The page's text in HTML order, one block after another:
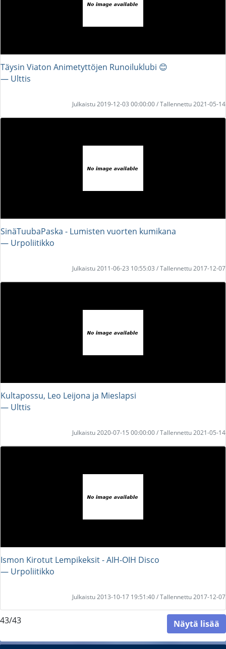
Täysin Viaton Animetyttöjen Runoiluklubi 😊
― Ulttis
Julkaistu 2019-12-03 00:00:00 / Tallennettu 2021-05-14
SinäTuubaPaska - Lumisten vuorten kumikana
― Urpoliitikko
Julkaistu 2011-06-23 10:55:03 / Tallennettu 2017-12-07
Kultapossu, Leo Leijona ja Mieslapsi
― Ulttis
Julkaistu 2020-07-15 00:00:00 / Tallennettu 2021-05-14
Ismon Kirotut Lempikeksit - AIH-OIH Disco
― Urpoliitikko
Julkaistu 2013-10-17 19:51:40 / Tallennettu 2017-12-07
43/43 Näytä lisää